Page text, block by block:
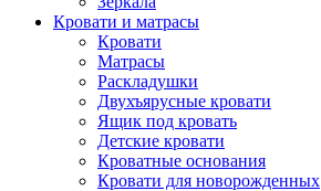
Кровати и матрасы
Кровати
Матрасы
Раскладушки
Двухъярусные кровати
Ящик под кровать
Детские кровати
Кроватные основания
Кровати для новорожденных